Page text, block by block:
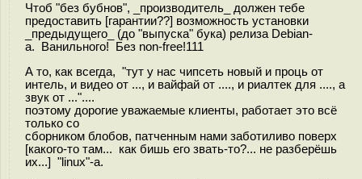
Чтоб "без бубнов", _производитель_ должен тебе
предоставить [гарантии??] возможность установки
_предыдущего_ (до "выпуска" бука) релиза Debian-
а. Ванильного! Без non-free!111
А то, как всегда, "тут у нас чипсеть новый и проць от
интель, и видео от ..., и вайфай от ...., и риалтек для ...., а
звук от ..."....
поэтому дорогие уважаемые клиенты, работает это всё
только со
сборником блобов, патченным нами заботиливо поверх
[какого-то там... как бишь его звать-то?... не разберёшь
их...] "linux"-а.